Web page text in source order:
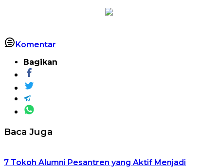
Komentar
Bagikan
Baca Juga
7 Tokoh Alumni Pesantren yang Aktif Menjadi